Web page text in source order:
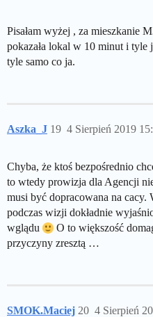
Pisałam wyżej , za mieszkanie
pokazała lokal w 10 minut i tyle
tyle samo co ja.
Aszka_J 4 Sierpień 2019
19
Chyba, że ktoś bezpośrednio
to wtedy prowizja dla Agencji
musi być dopracowana na cacy.
podczas wizji dokładnie
wglądu
O to większość
przyczyny zresztą …
SMOK.Maciej 4 Sierpień
20